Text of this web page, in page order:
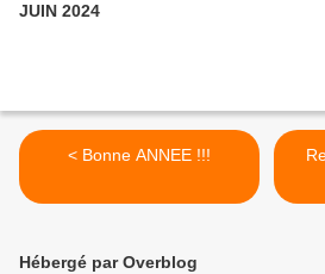
JUIN 2024
< Bonne ANNEE !!!
Hébergé par Overblog